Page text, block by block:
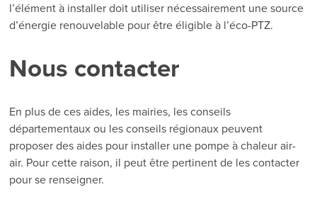
l’élément à installer doit utiliser nécessairement une source
d’énergie renouvelable pour être éligible à l’éco-PTZ.
Nous contacter
En plus de ces aides, les mairies, les conseils
départementaux ou les conseils régionaux peuvent
proposer des aides pour installer une pompe à chaleur air-
air. Pour cette raison, il peut être pertinent de les contacter
pour se renseigner.